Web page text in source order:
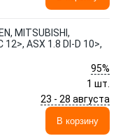
MITSUBISHI,
12>, ASX 1.8 DI-D 10>,
95%
1 шт.
23 - 28 августа
В корзину